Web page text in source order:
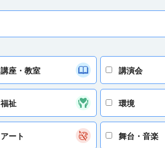
講座・教室 講演会
福祉 環境
アート 舞台・音楽